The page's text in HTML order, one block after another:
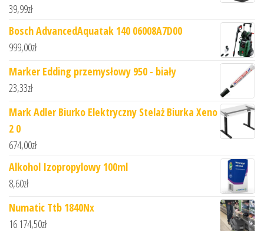
39,99zł
Bosch AdvancedAquatak 140 06008A7D00
999,00zł
Marker Edding przemysłowy 950 - biały
23,33zł
Mark Adler Biurko Elektryczny Stelaż Biurka Xeno
2 0
674,00zł
Alkohol Izopropylowy 100ml
8,60zł
Numatic Ttb 1840Nx
16 174,50zł